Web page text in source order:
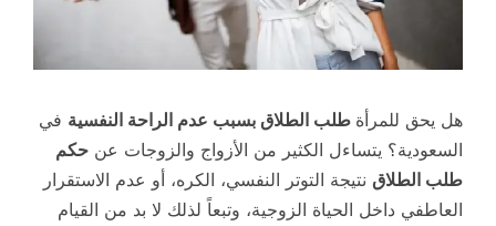
هل يحق للمرأة طلب الطلاق بسبب عدم الراحة النفسية في
السعودية؟ يتساءل الكثير من الأزواج والزوجات عن حكم
طلب الطلاق نتيجة التوتر النفسي، الكره، أو عدم الاستقرار
العاطفي داخل الحياة الزوجية، وتبعاً لذلك لا بد من القيام